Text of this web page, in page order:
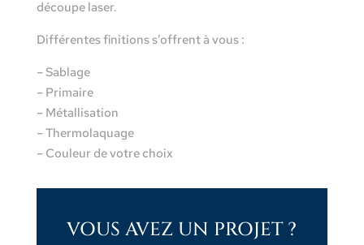
découpe laser.
Différentes finitions s’offrent à vous :
– Sablage
– Primaire
– Métallisation
– Thermolaquage
– Couleur de votre choix
VOUS AVEZ UN PROJET ?